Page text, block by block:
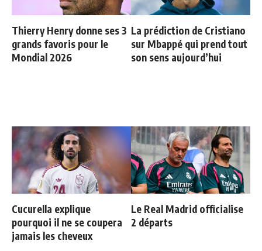
Thierry Henry donne ses 3
grands favoris pour le
Mondial 2026
La prédiction de Cristiano
sur Mbappé qui prend tout
son sens aujourd’hui
Cucurella explique
pourquoi il ne se coupera
jamais les cheveux
Le Real Madrid officialise
2 départs